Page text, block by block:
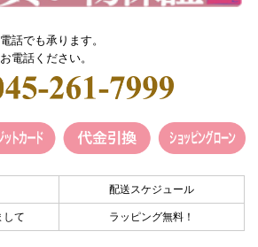
話でも承ります。
電話ください。
配送スケジュール
して ラッピング無料！